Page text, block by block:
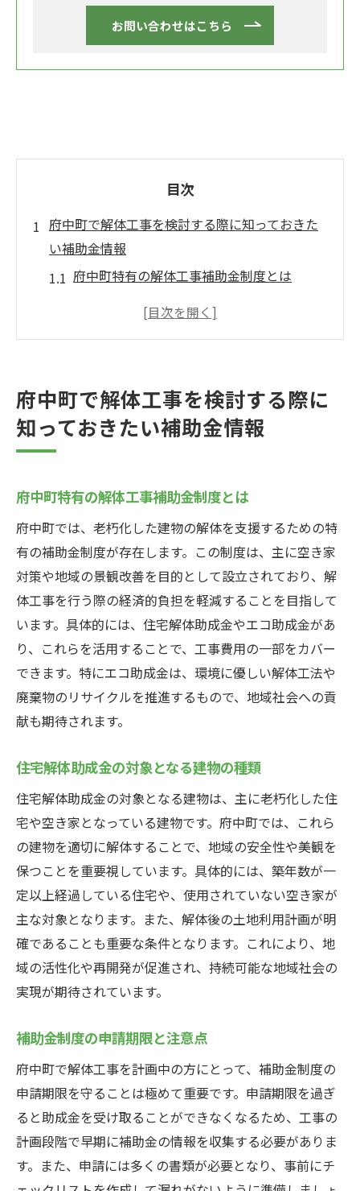
お問い合わせはこちら
目次
府中町で解体工事を検討する際に知っておきた
い補助金情報
府中町特有の解体工事補助金制度とは
住宅解体助成金の対象となる建物の種類
例
府中町の公式サイトで最新の補助金情報を
解体工事費用を抑えるための府中町の住宅解体
住宅解体助成金の申請条件と手続き方法
解体工事の見積もりと補助金適用のポイン
ト
助成金を利用した解体工事の事例紹介
府中町の住宅解体助成金のメリットとは
助成金を受けるための必要書類と提出方法
工事前に知っておきたい助成金利用の注意
点
実現する方法
環境に配慮した解体工事のためのエコ助成
金とは
エコ助成金を受けるための条件と申請プロ
セス
リサイクル工法でエコ助成金を活用する方
法
低環境負荷の解体工事のための技術とエコ
助成金
府中町で取り組む環境保全と解体工事の関
係
府中町の解体工事における補助金申請のステッ
プバイステップガイド
解体工事の補助金申請のための事前準備
申請書類の記入方法と注意点
府中町で解体工事を検討する際に
知っておきたい補助金情報
府中町特有の解体工事補助金制度とは
府中町では、老朽化した建物の解体を支援するための特
有の補助金制度が存在します。この制度は、主に空き家
対策や地域の景観改善を目的として設立されており、解
体工事を行う際の経済的負担を軽減することを目指して
います。具体的には、住宅解体助成金やエコ助成金があ
り、これらを活用することで、工事費用の一部をカバー
できます。特にエコ助成金は、環境に優しい解体工法や
廃棄物のリサイクルを推進するもので、地域社会への貢
献も期待されます。
住宅解体助成金の対象となる建物の種類
住宅解体助成金の対象となる建物は、主に老朽化した住
宅や空き家となっている建物です。府中町では、これら
の建物を適切に解体することで、地域の安全性や美観を
保つことを重要視しています。具体的には、築年数が一
定以上経過している住宅や、使用されていない空き家が
主な対象となります。また、解体後の土地利用計画が明
確であることも重要な条件となります。これにより、地
域の活性化や再開発が促進され、持続可能な地域社会の
実現が期待されています。
補助金制度の申請期限と注意点
府中町で解体工事を計画中の方にとって、補助金制度の
申請期限を守ることは極めて重要です。申請期限を過ぎ
ると助成金を受け取ることができなくなるため、工事の
計画段階で早期に補助金の情報を収集する必要がありま
す。また、申請には多くの書類が必要となり、事前にチ